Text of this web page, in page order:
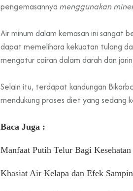
pengemasannya menggunakan
Air minum dalam kemasan ini sangat
dapat memelihara kekuatan tulang
mengatur cairan dalam darah dan
Selain itu, terdapat kandungan
mendukung proses diet yang sedang
Baca Juga :
Manfaat Putih Telur Bagi
Khasiat Air Kelapa dan Efek